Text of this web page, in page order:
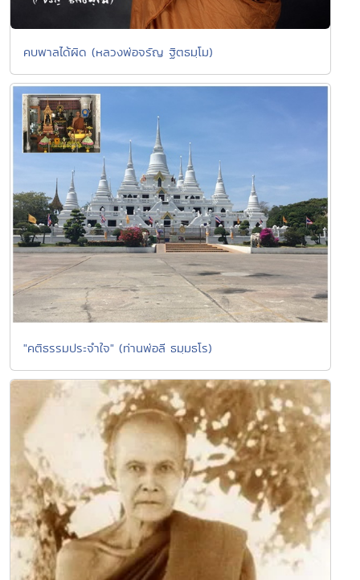
คบพาลได้ผิด (หลวงพ่อจรัญ ฐิตธมฺโม)
"คติธรรมประจำใจ" (ท่านพ่อลี ธมฺมธโร)